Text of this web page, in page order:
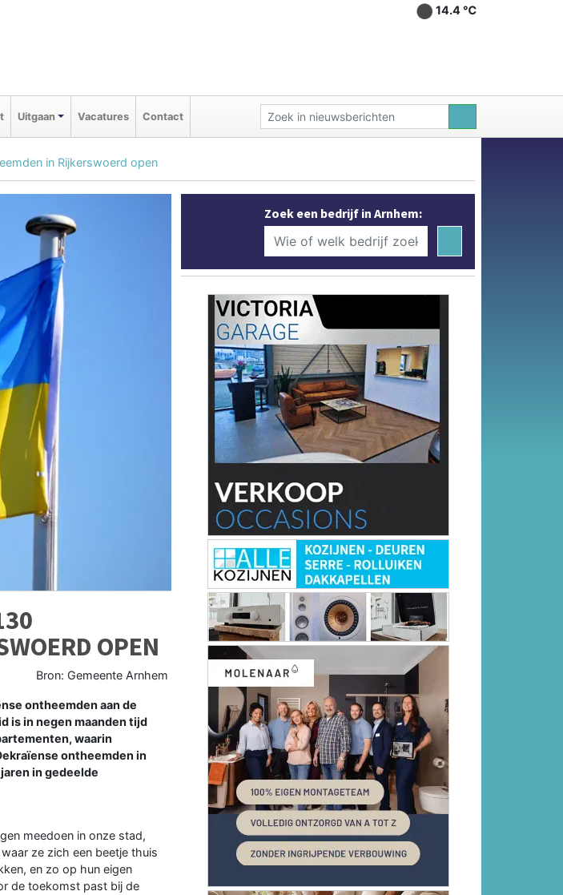
14.4 ℃
Uitgaan Vacatures Contact
in Rijkerswoerd open
OPEN
Bron: Gemeente Arnhem
ontheemden aan de
is in negen maanden tijd
waarin
ontheemden in
in gedeelde
meedoen in onze stad,
ze zich een beetje thuis
en zo op hun eigen
de toekomst past bij de
Zoek een bedrijf in Arnhem: